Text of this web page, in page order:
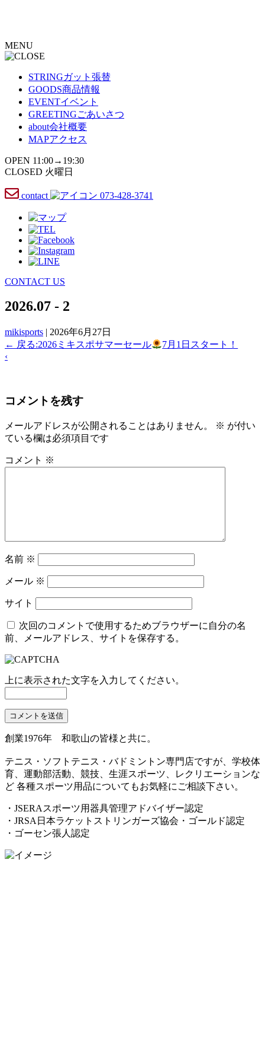
ン
ツ
MENU
STRINGガット張替
GOODS商品情報
EVENTイベント
GREETINGごあいさつ
about会社概要
MAPアクセス
OPEN 11:00→19:30
CLOSED 火曜日
contact 073-428-3741
CONTACT US
2026.07 - 2
mikisports | 2026年6月27日
← 戻る:2026ミキスポサマーセール
7月1日スタート！
‹
コメントを残す
メールアドレスが公開されることはありません。 ※ が付い
ている欄は必須項目です
コメント ※
名前 ※
メール ※
サイト
次回のコメントで使用するためブラウザーに自分の名
前、メールアドレス、サイトを保存する。
上に表示された文字を入力してください。
創業1976年 和歌山の皆様と共に。
テニス・ソフトテニス・バドミントン専門店ですが、学校体
育、運動部活動、競技、生涯スポーツ、レクリエーションな
ど 各種スポーツ用品についてもお気軽にご相談下さい。
・JSERAスポーツ用器具管理アドバイザー認定
・JRSA日本ラケットストリンガーズ協会・ゴールド認定
・ゴーセン張人認定